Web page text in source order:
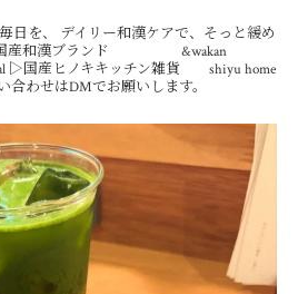
日を、
デイリー和漢ケアで、そっと緩め
産和漢ブランド &wakan
▷国産ヒノキキッチン雑貨 shiyu home
合わせはDMでお願いします。